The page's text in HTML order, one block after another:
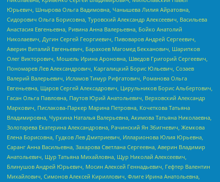
Юрьевич, Шнырова Ольга Вадимовна, Чанышева Лилия Айратовна,
Сидорович Ольга Борисовна, Туровский Александр Алексеевич, Васильева
Анастасия Евгеньевна, Ривина Анна Валерьевна, Бойко Анатолий
Николаевич, Дугин Сергей Георгиевич, Пивоваров Андрей Сергеевич,
Аверин Виталий Евгеньевич, Барахоев Магомед Бекханович, Шарипков
Олег Викторович, Мошель Ирина Ароновна, Шведов Григорий Сергеевич,
Пономарев Лев Александрович, Каргалицкий Борис Юльевич, Созаев
Валерий Валерьевич, Исламов Тимур Рифгатович, Романова Ольга
Евгеньевна, Щаров Сергей Алексадрович, Цирульников Борис Альбертович,
Гасан Ольга Павловна, Паутов Юрий Анатольевич, Верховский Александр
Маркович, Пислакова-Паркер Марина Петровна, Кочеткова Татьяна
Владимировна, Чуркина Наталья Валерьевна, Акимова Татьяна Николаевна,
Золотарева Екатерина Александровна, Рачинский Ян Збигневич, Жемкова
Елена Борисовна, Гудков Лев Дмитриевич, Илларионова Юлия Юрьевна,
Саранг Анна Васильевна, Захарова Светлана Сергеевна, Аверин Владимир
Анатольевич, Щур Татьяна Михайловна, Щур Николай Алексеевич,
Блинушов Андрей Юрьевич, Мосин Алексей Геннадьевич, Гефтер Валентин
Михайлович, Симонов Алексей Кириллович, Флиге Ирина Анатольевна,